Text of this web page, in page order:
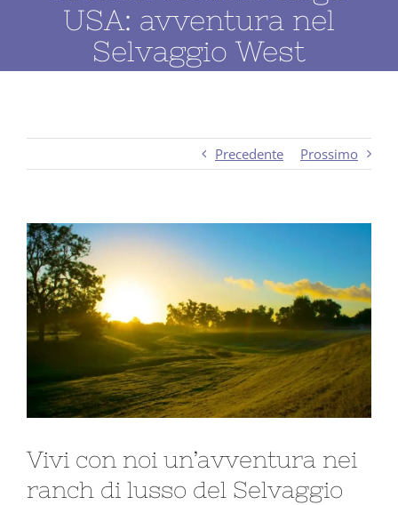
USA: avventura nel
Selvaggio West
Precedente Prossimo
Ingrandisci
immagine
Vivi con noi un’avventura nei
ranch di lusso del Selvaggio